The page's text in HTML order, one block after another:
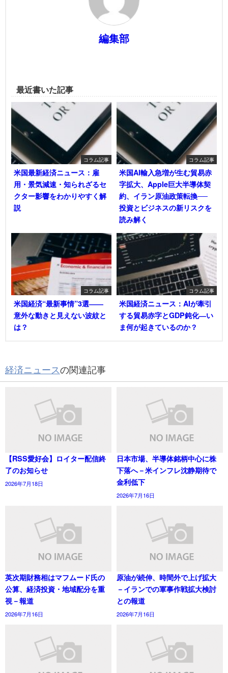
編集部
最近書いた記事
コラム記事
米国最新経済ニュース：雇
用・景気減速・知られざるセ
クター影響をわかりやすく解
説
コラム記事
米国AI輸入急増が生む貿易赤
字拡大、Apple巨大半導体契
約、イラン原油政策転換──
投資とビジネスの新リスクを
読み解く
コラム記事
米国経済“最新事情”3選――
意外な動きと見えない波紋と
は？
コラム記事
米国経済ニュース：AIが牽引
する貿易赤字とGDP鈍化―い
ま何が起きているのか？
経済ニュースの関連記事
【RSS愛好会】ロイター配信終
了のお知らせ
2026年7月18日
日本市場、半導体銘柄中心に株
下落へ－米インフレ沈静期待で
金利低下
2026年7月16日
英次期財務相はマフムード氏の
公算、経済投資・地域配分を重
視－報道
2026年7月16日
原油が続伸、時間外で上げ拡大
－イランでの軍事作戦拡大検討
との報道
2026年7月16日